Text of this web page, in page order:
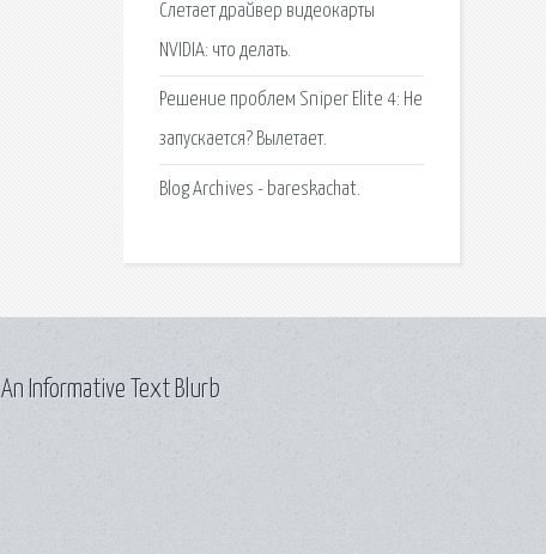
Слетает драйвер видеокарты
NVIDIA: что делать.
Решение проблем Sniper Elite 4: Не
запускается? Вылетает.
Blog Archives - bareskachat.
An Informative Text Blurb